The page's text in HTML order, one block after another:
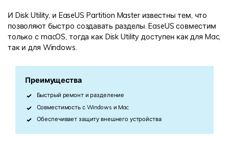
И Disk Utility, и EaseUS Partition Master известны тем, что
позволяют быстро создавать разделы. EaseUS совместим
только с macOS, тогда как Disk Utility доступен как для Mac,
так и для Windows.
Преимущества
Быстрый ремонт и разделение
Совместимость с Windows и Mac
Обеспечивает защиту внешнего устройства